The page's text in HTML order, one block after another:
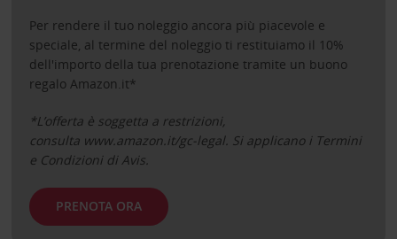
Per rendere il tuo noleggio ancora più piacevole e
speciale, al termine del noleggio ti restituiamo il 10%
dell'importo della tua prenotazione tramite un buono
regalo Amazon.it*
*L’offerta è soggetta a restrizioni,
consulta www.amazon.it/gc-legal. Si applicano i Termini
e Condizioni di Avis.
PRENOTA ORA